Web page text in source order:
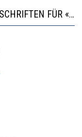
2’529 UNTERSCHRIFTEN FÜR «KEINE DIGITALEN GERÄTE IN DEN ERSTEN VIER PRIMARSCHULJAHREN» EINGEREICHT
ICH WILL MEHR EVIDENZ UND WILL WISSEN, WAS ALL DIE INVESTITIONEN BRINGEN